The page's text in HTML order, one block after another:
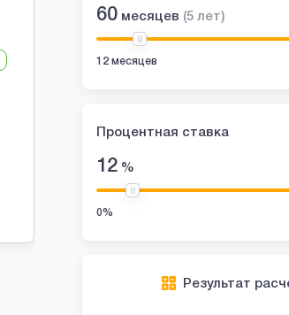
60 месяцев (5 лет)
12 месяцев
Процентная ставка
12 %
0%
Результат